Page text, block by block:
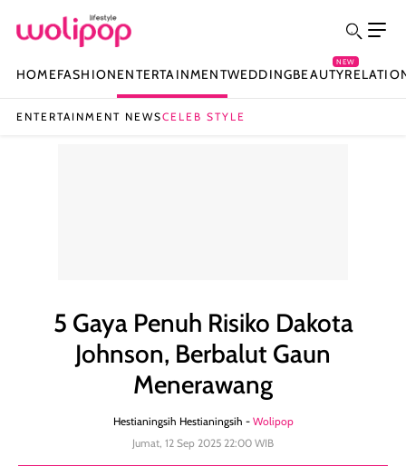
HOMEFASHIONENTERTAINMENTWEDDINGBEAUTY
NEW
ENTERTAINMENT NEWSCELEB STYLE
5 Gaya Penuh Risiko Dakota
Johnson, Berbalut Gaun
Menerawang
Hestianingsih Hestianingsih - Wolipop
Jumat, 12 Sep 2025 22:00 WIB